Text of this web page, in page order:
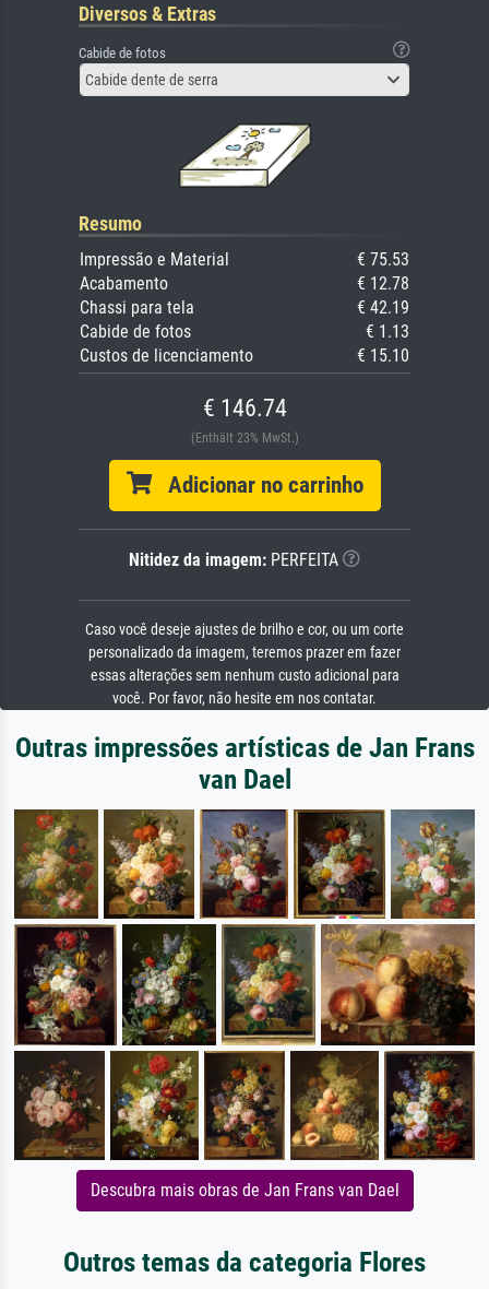
Diversos & Extras
Cabide de fotos
Cabide dente de serra
Resumo
Impressão e Material
€ 75.53
Acabamento
€ 12.78
Chassi para tela
€ 42.19
Cabide de fotos
€ 1.13
Custos de licenciamento
€ 15.10
€ 146.74
(Enthält 23% MwSt.)
Adicionar no carrinho
Nitidez da imagem: PERFEITA
Caso você deseje ajustes de brilho e cor, ou um corte
personalizado da imagem, teremos prazer em fazer
essas alterações sem nenhum custo adicional para
você. Por favor, não hesite em nos contatar.
Outras impressões artísticas de Jan Frans
van Dael
Descubra mais obras de Jan Frans van Dael
Outros temas da categoria Flores